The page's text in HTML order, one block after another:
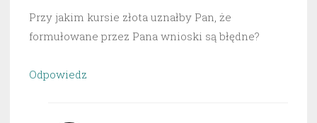
Przy jakim kursie złota uznałby Pan, że
formułowane przez Pana wnioski są błędne?
Odpowiedz